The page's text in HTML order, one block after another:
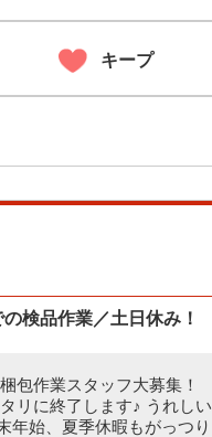
キープ
検品作業／土日休み！
包作業スタッフ大募集！
リに終了します♪ うれしい
年始、夏季休暇もがっつり